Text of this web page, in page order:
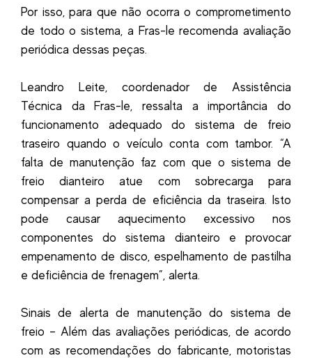
Por isso, para que não ocorra o comprometimento
de todo o sistema, a Fras-le recomenda avaliação
periódica dessas peças.
Leandro Leite, coordenador de Assistência
Técnica da Fras-le, ressalta a importância do
funcionamento adequado do sistema de freio
traseiro quando o veículo conta com tambor. “A
falta de manutenção faz com que o sistema de
freio dianteiro atue com sobrecarga para
compensar a perda de eficiência da traseira. Isto
pode causar aquecimento excessivo nos
componentes do sistema dianteiro e provocar
empenamento de disco, espelhamento de pastilha
e deficiência de frenagem”, alerta.
Sinais de alerta de manutenção do sistema de
freio – Além das avaliações periódicas, de acordo
com as recomendações do fabricante, motoristas